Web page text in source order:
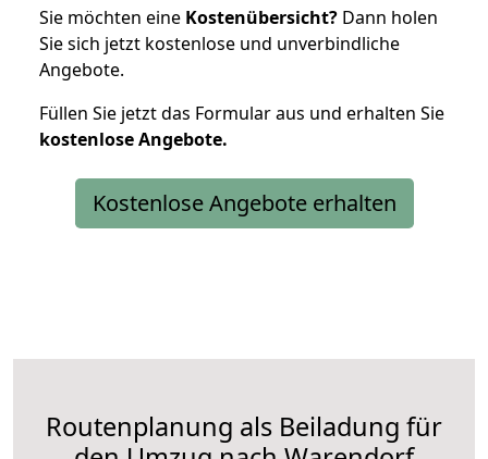
Sie möchten eine Kostenübersicht? Dann holen
Sie sich jetzt kostenlose und unverbindliche
Angebote.
Füllen Sie jetzt das Formular aus und erhalten Sie
kostenloseAngebote.
Kostenlose Angebote erhalten
Routenplanung als Beiladung für